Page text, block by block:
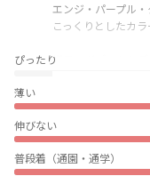
ぴったり
薄い
伸びない
普段着（通園・通学）
エンジ・パープル・
こっくりとしたカ
襟元のガゼットもデ
冬の季節に嬉しい
着まわしのきくデザ
コーディネートを